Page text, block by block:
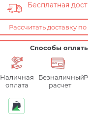
Бесплатная
Рассчитать доставку
Способы
Наличная
оплата
Безналичный
расчет